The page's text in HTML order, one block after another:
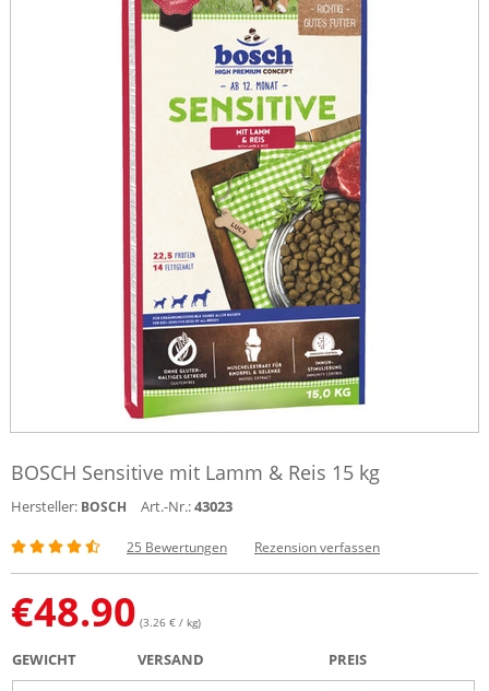
BOSCH Sensitive mit Lamm & Reis 15 kg
Hersteller: BOSCH Art.-Nr.:43023
25 Bewertungen Rezension verfassen
€48.90 (3.26 € / kg)
GEWICHT VERSAND PREIS